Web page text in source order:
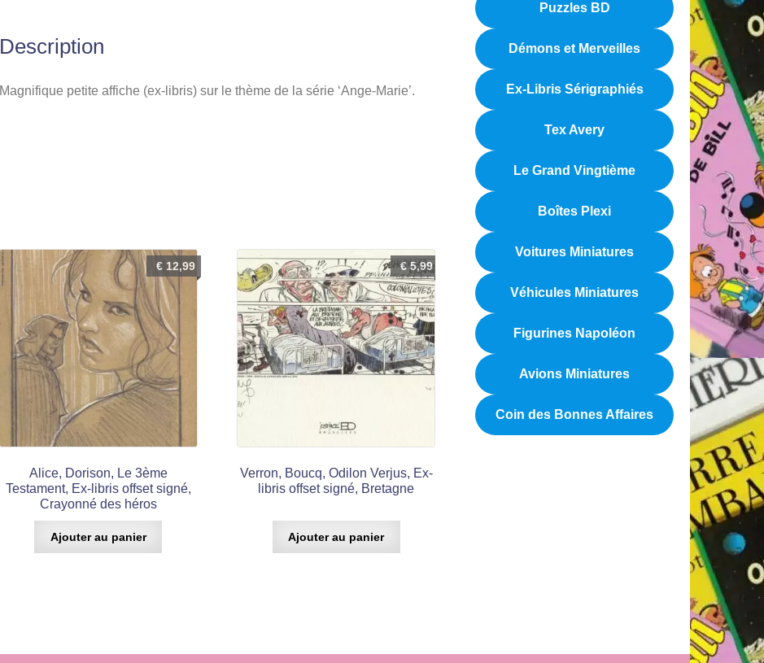
Description
Magnifique petite affiche (ex-libris) sur le thème de la série ‘Ange-Marie’.
Alice, Dorison, Le 3ème
Testament, Ex-libris offset signé,
Crayonné des héros
€12,99
Ajouter au panier
Verron, Boucq, Odilon Verjus, Ex-
libris offset signé, Bretagne
€5,99
Ajouter au panier
Puzzles BD
Démons et Merveilles
Ex-Libris Sérigraphiés
Tex Avery
Le Grand Vingtième
Boîtes Plexi
Voitures Miniatures
Véhicules Miniatures
Figurines Napoléon
Avions Miniatures
Coin des Bonnes Affaires